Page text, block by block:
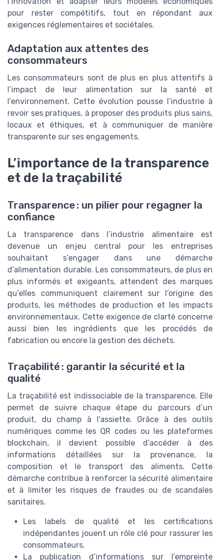
pour rester compétitifs, tout en répondant aux
exigences réglementaires et sociétales.
Adaptation aux attentes des
consommateurs
Les consommateurs sont de plus en plus attentifs à
l’impact de leur alimentation sur la santé et
l’environnement. Cette évolution pousse l’industrie à
revoir ses pratiques, à proposer des produits plus sains,
locaux et éthiques, et à communiquer de manière
transparente sur ses engagements.
L’importance de la transparence
et de la traçabilité
Transparence : un pilier pour regagner la
confiance
La transparence dans l’industrie alimentaire est
devenue un enjeu central pour les entreprises
souhaitant s’engager dans une démarche
d’alimentation durable. Les consommateurs, de plus en
plus informés et exigeants, attendent des marques
qu’elles communiquent clairement sur l’origine des
produits, les méthodes de production et les impacts
environnementaux. Cette exigence de clarté concerne
aussi bien les ingrédients que les procédés de
fabrication ou encore la gestion des déchets.
Traçabilité : garantir la sécurité et la
qualité
La traçabilité est indissociable de la transparence. Elle
permet de suivre chaque étape du parcours d’un
produit, du champ à l’assiette. Grâce à des outils
numériques comme les QR codes ou les plateformes
blockchain, il devient possible d’accéder à des
informations détaillées sur la provenance, la
composition et le transport des aliments. Cette
démarche contribue à renforcer la sécurité alimentaire
et à limiter les risques de fraudes ou de scandales
sanitaires.
Les labels de qualité et les certifications
indépendantes jouent un rôle clé pour rassurer les
consommateurs.
La publication d’informations sur l’empreinte